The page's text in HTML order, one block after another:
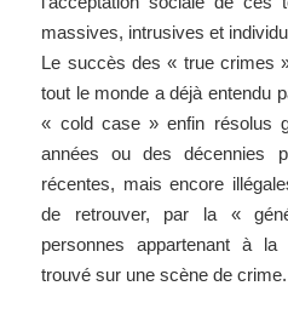
massives, intrusives et
Le succès des « true crimes
tout le monde a déjà entendu
« cold case » enfin résolus
années ou des décennies
récentes, mais encore
de retrouver, par la «
personnes appartenant à la
trouvé sur une scène de crime.